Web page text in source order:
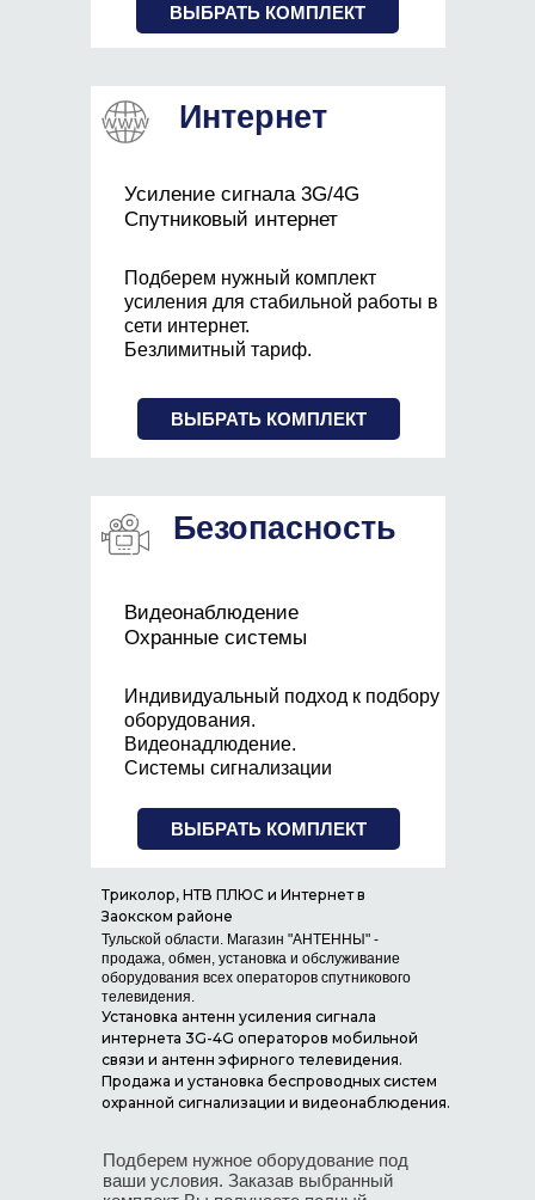
Подберем нужное оборудование под
ваши условия. Заказав выбранный
Интернет
Безопасность
Видеонаблюдение
Охранные системы
ВЫБРАТЬ КОМПЛЕКТ
ВЫБРАТЬ КОМПЛЕКТ
ВЫБРАТЬ КОМПЛЕКТ
Подберем нужный комплект
усиления для стабильной работы в
сети интернет.
Безлимитный тариф.
Индивидуальный подход к подбору
оборудования.
Видеонадлюдение.
Системы сигнализации
Тульской области. Магазин "АНТЕННЫ" -
продажа, обмен, установка и обслуживание
оборудования всех операторов спутникового
телевидения.
Усиление сигнала 3G/4G
Спутниковый интернет
Установка антенн усиления сигнала
интернета 3G-4G операторов мобильной
связи и антенн эфирного телевидения.
Продажа и установка беспроводных систем
охранной сигнализации и видеонаблюдения.
Триколор, НТВ ПЛЮС и Интернет в
Заокском районе